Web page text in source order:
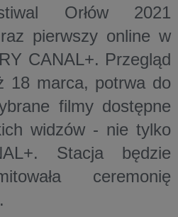
Orłów 2021
pierwszy online w
CANAL+. Przegląd
18 marca, potrwa do
filmy dostępne
widzów - nie tylko
Stacja będzie
ceremonię